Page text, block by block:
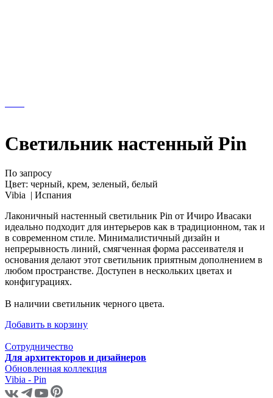
Светильник настенный Pin
По запросу
Цвет: черный, крем, зеленый, белый
Vibia | Испания
Лаконичный настенный светильник Pin от Ичиро Ивасаки
идеально подходит для интерьеров как в традиционном, так и
в современном стиле. Минималистичный дизайн и
непрерывность линий, смягченная форма рассеивателя и
основания делают этот светильник приятным дополнением в
любом пространстве. Доступен в нескольких цветах и
конфигурациях.
В наличии светильник черного цвета.
Добавить в корзину
Сотрудничество
Для архитекторов и дизайнеров
Обновленная коллекция
Vibia - Pin